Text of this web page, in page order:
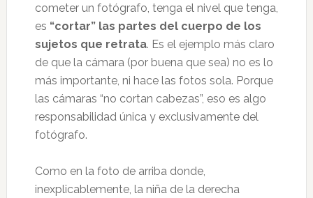
cometer un fotógrafo, tenga el nivel que tenga,
es “cortar” las partes del cuerpo de los
sujetos que retrata. Es el ejemplo más claro
de que la cámara (por buena que sea) no es lo
más importante, ni hace las fotos sola. Porque
las cámaras “no cortan cabezas”, eso es algo
responsabilidad única y exclusivamente del
fotógrafo.
Como en la foto de arriba donde,
inexplicablemente, la niña de la derecha